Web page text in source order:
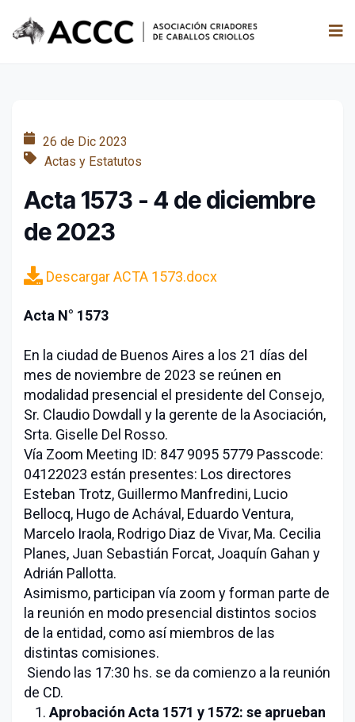
26 de Dic 2023
Actas y Estatutos
Acta 1573 - 4 de diciembre
de 2023
Descargar ACTA 1573.docx
Acta N° 1573
En la ciudad de Buenos Aires a los 21 días del
mes de noviembre de 2023 se reúnen en
modalidad presencial el presidente del Consejo,
Sr. Claudio Dowdall y la gerente de la Asociación,
Srta. Giselle Del Rosso.
Vía Zoom Meeting ID: 847 9095 5779 Passcode:
04122023 están presentes: Los directores
Esteban Trotz, Guillermo Manfredini, Lucio
Bellocq, Hugo de Achával, Eduardo Ventura,
Marcelo Iraola, Rodrigo Diaz de Vivar, Ma. Cecilia
Planes, Juan Sebastián Forcat, Joaquín Gahan y
Adrián Pallotta.
Asimismo, participan vía zoom y forman parte de
la reunión en modo presencial distintos socios
de la entidad, como así miembros de las
distintas comisiones.
Siendo las 17:30 hs. se da comienzo a la reunión
de CD.
Aprobación Acta 1571 y 1572: se aprueban